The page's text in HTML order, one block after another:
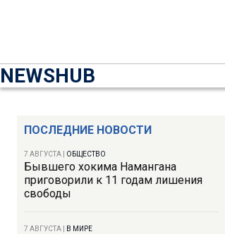
NEWSHUB
ПОСЛЕДНИЕ НОВОСТИ
7 АВГУСТА ОБЩЕСТВО
Бывшего хокима Намангана
приговорили к 11 годам лишения
свободы
7 АВГУСТА В МИРЕ